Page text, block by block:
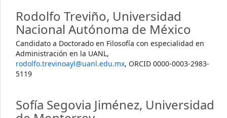
Rodolfo Treviño, Universidad
Nacional Autónoma de México
Candidato a Doctorado en Filosofía con especialidad en
Administración en la UANL,
rodolfo.trevinoayl@uanl.edu.mx, ORCID 0000-0003-2983-
5119
Sofía Segovia Jiménez, Universidad